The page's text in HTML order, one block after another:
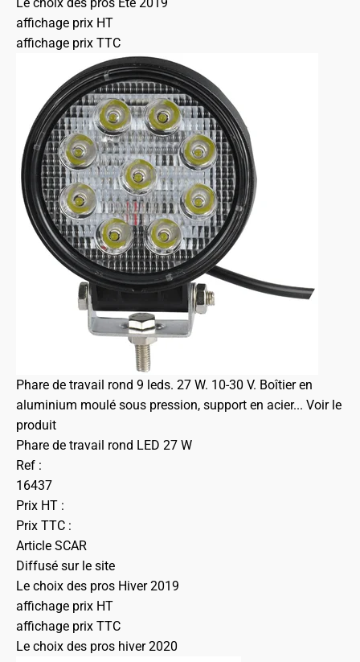
affichage prix HT
affichage prix TTC
Phare de travail rond 9 leds. 27 W. 10-30 V. Boîtier en
aluminium moulé sous pression, support en acier... Voir le
produit
Phare de travail rond LED 27 W
Ref :
16437
Prix HT :
Prix TTC :
Article SCAR
Diffusé sur le site
Le choix des pros Hiver 2019
affichage prix HT
affichage prix TTC
Le choix des pros hiver 2020